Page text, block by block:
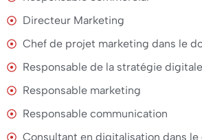
Directeur Marketing
Chef de projet marketing dans le
Responsable de la stratégie digitale
Responsable marketing
Responsable communication
Consultant en digitalisation dans